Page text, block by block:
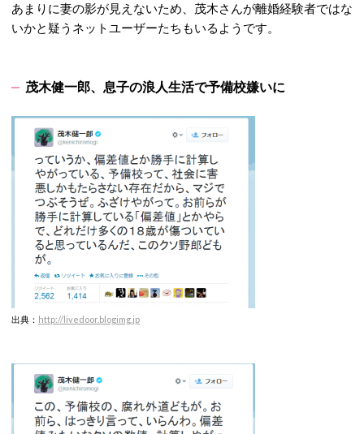
あまりに妻の影が見えないため、茂木さんが離婚経験者ではな
いかと疑うネットユーザーたちもいるようです。
茂木健一郎、息子の浪人生活で予備校嫌いに
出典： http://livedoor.blogimg.jp